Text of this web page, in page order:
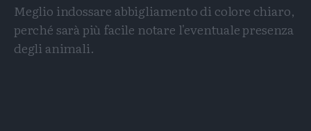
Meglio indossare abbigliamento di colore chiaro,
perché sarà più facile notare l'eventuale presenza
degli animali.